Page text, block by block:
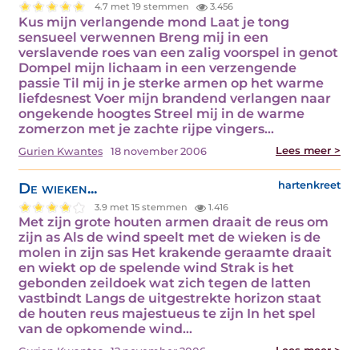
4.7 met 19 stemmen 3.456
Kus mijn verlangende mond Laat je tong
sensueel verwennen Breng mij in een
verslavende roes van een zalig voorspel in genot
Dompel mijn lichaam in een verzengende
passie Til mij in je sterke armen op het warme
liefdesnest Voer mijn brandend verlangen naar
ongekende hoogtes Streel mij in de warme
zomerzon met je zachte rijpe vingers…
Gurien Kwantes 18 november 2006 Lees meer >
De wieken... hartenkreet
3.9 met 15 stemmen 1.416
Met zijn grote houten armen draait de reus om
zijn as Als de wind speelt met de wieken is de
molen in zijn sas Het krakende geraamte draait
en wiekt op de spelende wind Strak is het
gebonden zeildoek wat zich tegen de latten
vastbindt Langs de uitgestrekte horizon staat
de houten reus majestueus te zijn In het spel
van de opkomende wind…